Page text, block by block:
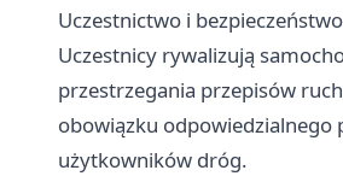
Uczestnictwo i bezpieczeństwo
Uczestnicy rywalizują
przestrzegania przepisów
obowiązku odpowiedzialnego
użytkowników dróg.